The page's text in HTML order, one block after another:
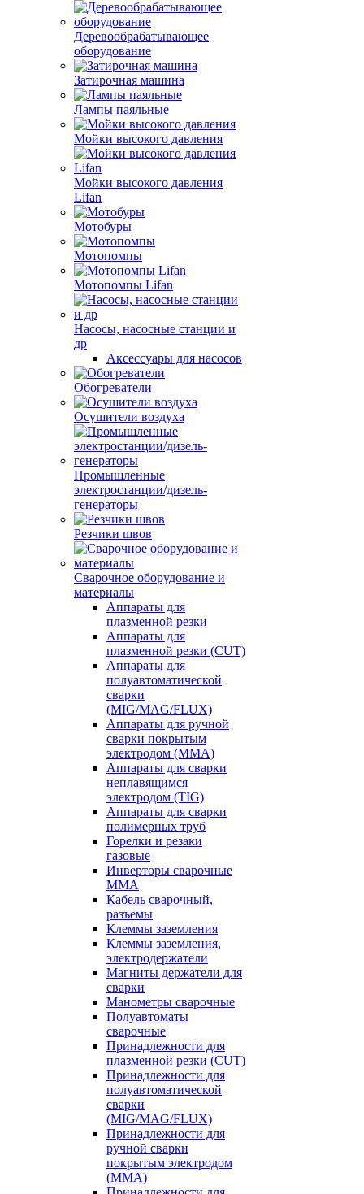
Деревообрабатывающее
оборудование
Затирочная машина
Лампы паяльные
Мойки высокого давления
Мойки высокого давления
Lifan
Мотобуры
Мотопомпы
Мотопомпы Lifan
Насосы, насосные станции и
др
Аксессуары для насосов
Обогреватели
Осушители воздуха
Промышленные
электростанции/дизель-
генераторы
Резчики швов
Сварочное оборудование и
материалы
Аппараты для
плазменной резки
Аппараты для
плазменной резки (CUT)
Аппараты для
полуавтоматической
сварки
(MIG/MAG/FLUX)
Аппараты для ручной
сварки покрытым
электродом (MMA)
Аппараты для сварки
неплавящимся
электродом (TIG)
Аппараты для сварки
полимерных труб
Горелки и резаки
газовые
Инверторы сварочные
ММА
Кабель сварочный,
разъемы
Клеммы заземления
Клеммы заземления,
электродержатели
Магниты держатели для
сварки
Манометры сварочные
Полуавтоматы
сварочные
Принадлежности для
плазменной резки (CUT)
Принадлежности для
полуавтоматической
сварки
(MIG/MAG/FLUX)
Принадлежности для
ручной сварки
покрытым электродом
(MMA)